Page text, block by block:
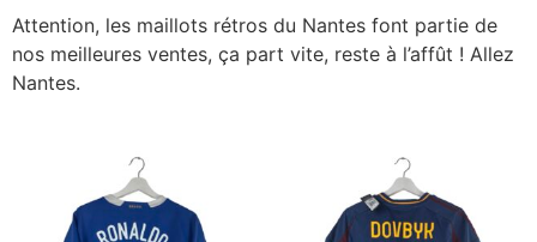
Attention, les maillots rétros du Nantes font partie de
nos meilleures ventes, ça part vite, reste à l’affût ! Allez
Nantes.